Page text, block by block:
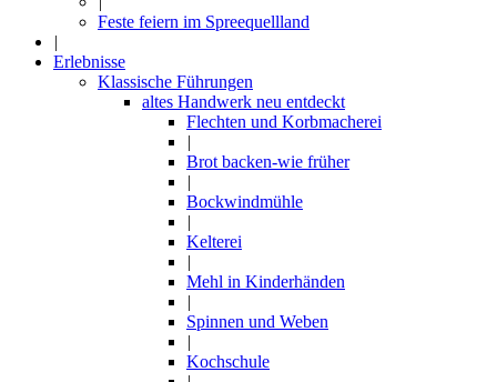
Feste feiern im Spreequellland
|
Erlebnisse
Klassische Führungen
altes Handwerk neu entdeckt
Flechten und Korbmacherei
|
Brot backen-wie früher
|
Bockwindmühle
|
Kelterei
|
Mehl in Kinderhänden
|
Spinnen und Weben
|
Kochschule